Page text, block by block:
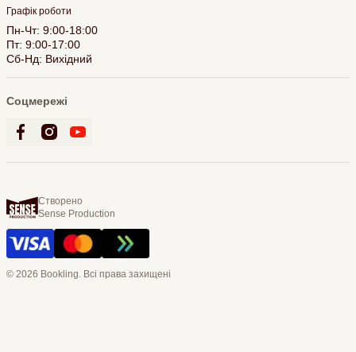
Графік роботи
Пн-Чт: 9:00-18:00
Пт: 9:00-17:00
Сб-Нд: Вихідний
Соцмережі
Створено
Sense Production
© 2026 Bookling. Всі права захищені